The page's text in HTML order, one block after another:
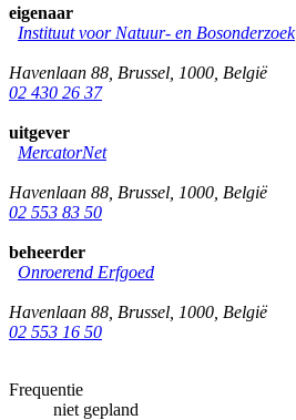
eigenaar
Instituut voor Natuur- en Bosonderzoek
Havenlaan 88 Brussel 1000 België
02 430 26 37
uitgever
MercatorNet
Havenlaan 88 Brussel 1000 België
02 553 83 50
beheerder
Onroerend Erfgoed
Havenlaan 88 Brussel 1000 België
02 553 16 50
Frequentie
niet gepland